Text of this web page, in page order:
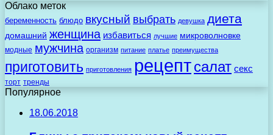
Облако меток
беременность блюдо вкусный выбрать девушка диета
домашний женщина избавиться лучшие микроволновке
модные мужчина организм питание платье преимущества
приготовить приготовления рецептсалат секс
торт тренды
Популярное
18.06.2018